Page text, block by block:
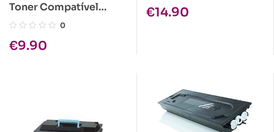
Toner Compatível
Brother TN-2120 Preto
0
€9.90
€14.90